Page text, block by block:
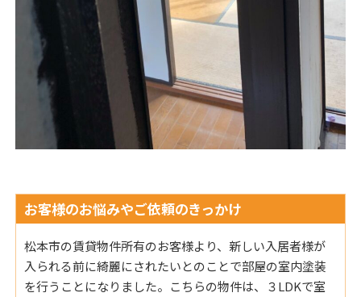
お客様のお悩みやご依頼のきっかけ
松本市の賃貸物件所有のお客様より、新しい入居者様が
入られる前に綺麗にされたいとのことで部屋の室内塗装
を行うことになりました。こちらの物件は、３LDKで室